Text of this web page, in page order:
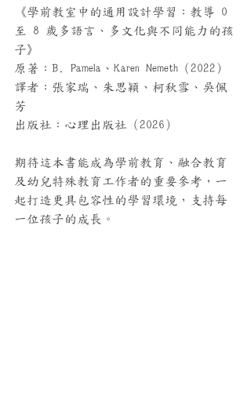
《學前教室中的通用設計學習：教導 0
至 8 歲多語言、多文化與不同能力的孩
子》
原著：B. Pamela、Karen Nemeth（2022）
譯者：張家瑞、朱思穎、柯秋雪、吳佩
芳
出版社：心理出版社（2026）
期待這本書能成為學前教育、融合教育
及幼兒特殊教育工作者的重要參考，一
起打造更具包容性的學習環境，支持每
一位孩子的成長。